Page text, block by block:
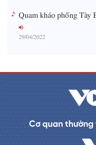
Quam kháo phổng Tày
29/04/2022
Cơ quan thường